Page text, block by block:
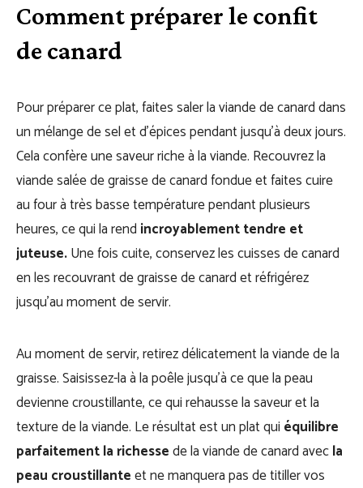
Comment préparer le confit
de canard
Pour préparer ce plat, faites saler la viande de canard dans
un mélange de sel et d’épices pendant jusqu’à deux jours.
Cela confère une saveur riche à la viande. Recouvrez la
viande salée de graisse de canard fondue et faites cuire
au four à très basse température pendant plusieurs
heures, ce qui la rend incroyablement tendre et
juteuse.Une fois cuite, conservez les cuisses de canard
en les recouvrant de graisse de canard et réfrigérez
jusqu’au moment de servir.
Au moment de servir, retirez délicatement la viande de la
graisse. Saisissez-la à la poêle jusqu’à ce que la peau
devienne croustillante, ce qui rehausse la saveur et la
texture de la viande. Le résultat est un plat qui équilibre
parfaitement la richessede la viande de canard avecla
peau croustillanteet ne manquera pas de titiller vos